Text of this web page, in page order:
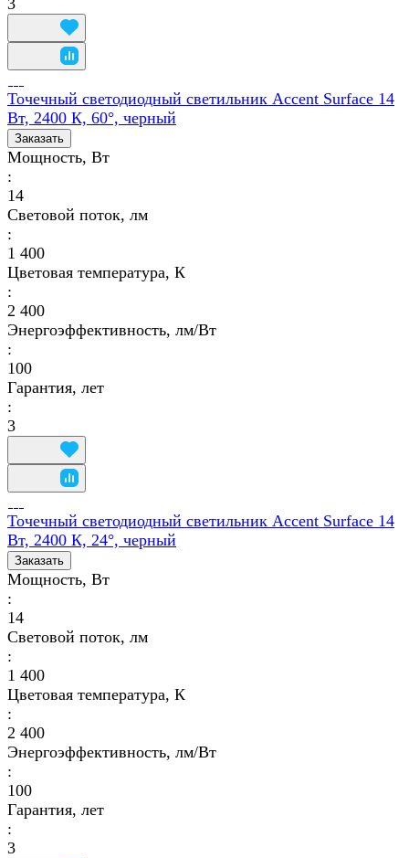
Точечный светодиодный светильник Accent Surface 14
Вт, 2400 К, 60°, черный
Заказать
Мощность, Вт
:
14
Световой поток, лм
:
1 400
Цветовая температура, К
:
2 400
Энергоэффективность, лм/Вт
:
100
Гарантия, лет
:
3
Точечный светодиодный светильник Accent Surface 14
Вт, 2400 К, 24°, черный
Заказать
Мощность, Вт
:
14
Световой поток, лм
:
1 400
Цветовая температура, К
:
2 400
Энергоэффективность, лм/Вт
:
100
Гарантия, лет
:
3